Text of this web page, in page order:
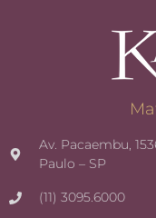
Av. Pacaembu,
Paulo – SP
(11) 3095.6000